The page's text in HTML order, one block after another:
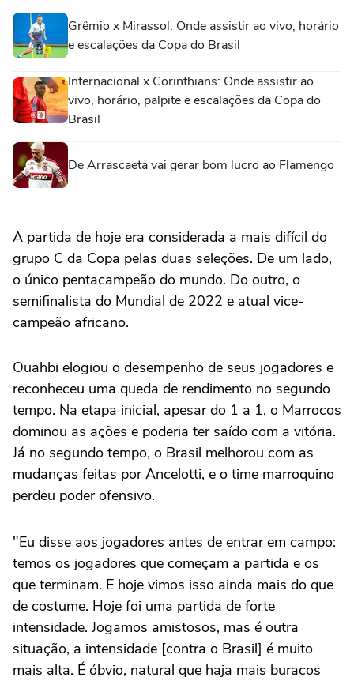
Grêmio x Mirassol: Onde assistir ao vivo, horário
e escalações da Copa do Brasil
Internacional x Corinthians: Onde assistir ao
vivo, horário, palpite e escalações da Copa do
Brasil
De Arrascaeta vai gerar bom lucro ao Flamengo
A partida de hoje era considerada a mais difícil do
grupo C da Copa pelas duas seleções. De um lado,
o único pentacampeão do mundo. Do outro, o
semifinalista do Mundial de 2022 e atual vice-
campeão africano.
Ouahbi elogiou o desempenho de seus jogadores e
reconheceu uma queda de rendimento no segundo
tempo. Na etapa inicial, apesar do 1 a 1, o Marrocos
dominou as ações e poderia ter saído com a vitória.
Já no segundo tempo, o Brasil melhorou com as
mudanças feitas por Ancelotti, e o time marroquino
perdeu poder ofensivo.
"Eu disse aos jogadores antes de entrar em campo:
temos os jogadores que começam a partida e os
que terminam. E hoje vimos isso ainda mais do que
de costume. Hoje foi uma partida de forte
intensidade. Jogamos amistosos, mas é outra
situação, a intensidade [contra o Brasil] é muito
mais alta. É óbvio, natural que haja mais buracos